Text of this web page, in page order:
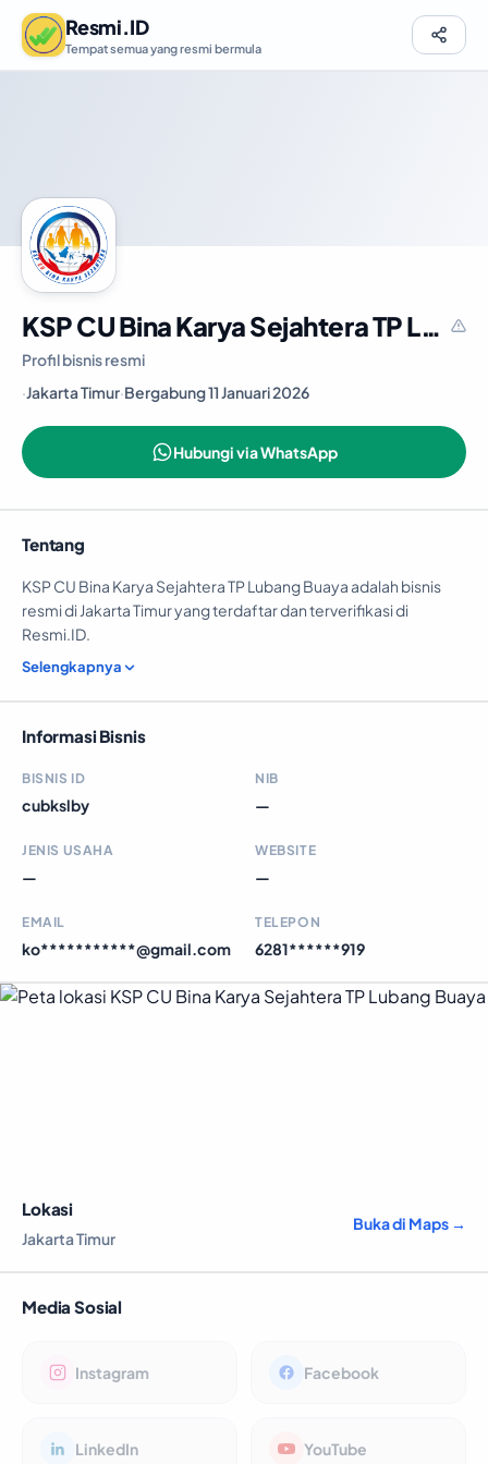
Resmi.ID
Tempat semua yang resmi bermula
KSP CU Bina Karya Sejahtera TP Lubang Buaya
Profil bisnis resmi
·Jakarta Timur·Bergabung 11 Januari 2026
Hubungi via WhatsApp
Tentang
KSP CU Bina Karya Sejahtera TP Lubang Buaya adalah bisnis
resmi di Jakarta Timur yang terdaftar dan terverifikasi di
Resmi.ID.
Selengkapnya
Informasi Bisnis
BISNIS ID
cubkslby
NIB
—
JENIS USAHA
—
WEBSITE
—
EMAIL
ko***********@gmail.com
TELEPON
6281******919
Lokasi
Jakarta Timur
Buka di Maps →
Media Sosial
Instagram Facebook
LinkedIn YouTube